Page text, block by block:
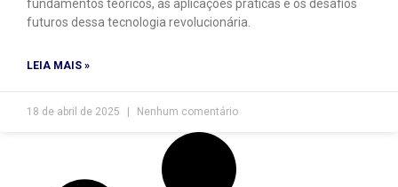
fundamentos teóricos, as aplicações práticas e os desafios
futuros dessa tecnologia revolucionária.
LEIA MAIS »
18 de abril de 2025 Nenhum comentário